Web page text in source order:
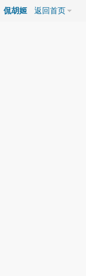
侃胡姬 返回首页